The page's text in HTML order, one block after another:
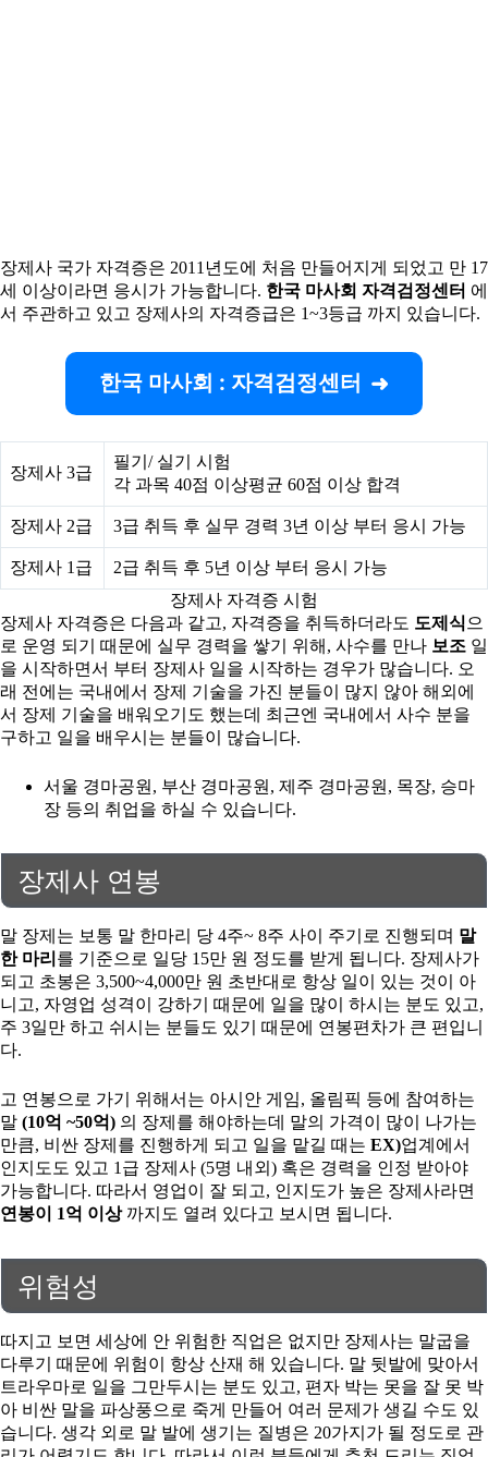
장제사 국가 자격증은 2011년도에 처음 만들어지게 되었고 만 17
세 이상이라면 응시가 가능합니다. 한국 마사회 자격검정센터 에
서 주관하고 있고 장제사의 자격증급은 1~3등급 까지 있습니다.
한국 마사회 : 자격검정센터
장제사 3급
필기/ 실기 시험
각 과목 40점 이상평균 60점 이상 합격
장제사 2급 3급 취득 후 실무 경력 3년 이상 부터 응시 가능
장제사 1급
2급 취득 후 5년 이상 부터 응시 가능
장제사 자격증 시험
장제사 자격증은 다음과 같고, 자격증을 취득하더라도 도제식 으
로 운영 되기 때문에 실무 경력을 쌓기 위해, 사수를 만나 보조 일
을 시작하면서 부터 장제사 일을 시작하는 경우가 많습니다. 오
래 전에는 국내에서 장제 기술을 가진 분들이 많지 않아 해외에
서 장제 기술을 배워오기도 했는데 최근엔 국내에서 사수 분을
구하고 일을 배우시는 분들이 많습니다.
서울 경마공원, 부산 경마공원, 제주 경마공원, 목장, 승마
장 등의 취업을 하실 수 있습니다.
장제사 연봉
말 장제는 보통 말 한마리 당 4주~ 8주 사이 주기로 진행되며 말
한 마리 를 기준으로 일당 15만 원 정도를 받게 됩니다. 장제사가
되고 초봉은 3,500~4,000만 원 초반대로 항상 일이 있는 것이 아
니고, 자영업 성격이 강하기 때문에 일을 많이 하시는 분도 있고,
주 3일만 하고 쉬시는 분들도 있기 때문에 연봉편차가 큰 편입니
다.
고 연봉으로 가기 위해서는 아시안 게임, 올림픽 등에 참여하는
말 (10억 ~50억) 의 장제를 해야하는데 말의 가격이 많이 나가는
만큼, 비싼 장제를 진행하게 되고 일을 맡길 때는 EX)업계에서
인지도도 있고 1급 장제사 (5명 내외) 혹은 경력을 인정 받아야
가능합니다. 따라서 영업이 잘 되고, 인지도가 높은 장제사라면
연봉이 1억 이상까지도 열려 있다고 보시면 됩니다.
위험성
따지고 보면 세상에 안 위험한 직업은 없지만 장제사는 말굽을
다루기 때문에 위험이 항상 산재 해 있습니다. 말 뒷발에 맞아서
트라우마로 일을 그만두시는 분도 있고, 편자 박는 못을 잘 못 박
아 비싼 말을 파상풍으로 죽게 만들어 여러 문제가 생길 수도 있
습니다. 생각 외로 말 발에 생기는 질병은 20가지가 될 정도로 관